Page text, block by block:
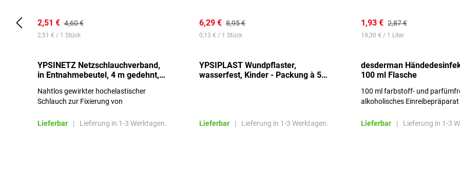
2,51 € 4,60 €
2,51 € / 1 Stück
YPSINETZ Netzschlauchverband,
in Entnahmebeutel, 4 m gedehnt,
Nahtlos gewirkter hochelastischer
Schlauch zur Fixierung von
Lieferbar
| Lieferung in 1-3 Werktagen.
6,29 € 8,95 €
0,13 € / 1 Stück
YPSIPLAST Wundpflaster,
wasserfest, Kinder - Packung à 50
Lieferbar | Lieferung in 1-3 Werktagen.
1,93 € 2,87 €
19,30 € / 1 Liter
desderman
100 ml Flasche
100 ml farbstoff- und
alkoholisches Einreibepräparat
Lieferbar | Lieferung in 1-3